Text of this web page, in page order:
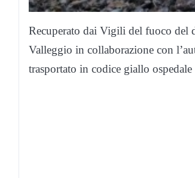
Recuperato dai Vigili del fuoco del
Valleggio in collaborazione con
trasportato in codice giallo ospedale